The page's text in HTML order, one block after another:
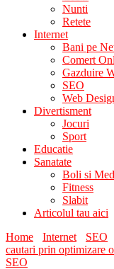
Nunti
Retete
Internet
Bani pe
Comert
Gazduire
SEO
Web
Divertisment
Jocuri
Sport
Educatie
Sanatate
Boli si
Fitness
Slabit
Articolul tau aici
Home
Internet SEO
cautari prin optimizare
SEO